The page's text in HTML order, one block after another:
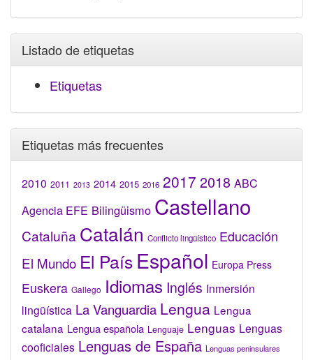
Listado de etiquetas
Etiquetas
Etiquetas más frecuentes
2010 2011 2013 2014 2015 2016 2017 2018 ABC
Agencia EFE Bilingüismo Castellano
Cataluña Catalán Conflicto lingüístico Educación
El Mundo El País Español Europa Press
Euskera Gallego Idiomas Inglés Inmersión
lingüística La Vanguardia Lengua Lengua
catalana Lengua española Lenguaje Lenguas Lenguas
cooficiales Lenguas de España Lenguas peninsulares